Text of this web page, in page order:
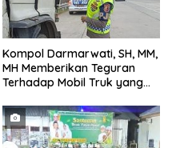
Kompol Darmarwati, SH, MM,
MH Memberikan Teguran
Terhadap Mobil Truk yang
Tanggerang Kota